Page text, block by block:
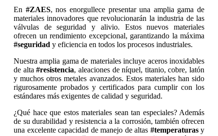
En #ZAES, nos enorgullece presentar una amplia gama de
materiales innovadores que revolucionarán la industria de las
válvulas de seguridad y alivio. Estos nuevos materiales
ofrecen un rendimiento excepcional, garantizando la máxima
#seguridad y eficiencia en todos los procesos industriales.
Nuestra amplia gama de materiales incluye aceros inoxidables
de alta#resistencia, aleaciones de níquel, titanio, cobre, latón
y muchos otros metales avanzados. Estos materiales han sido
rigurosamente probados y certificados para cumplir con los
estándares más exigentes de calidad y seguridad.
¿Qué hace que estos materiales sean tan especiales? Además
de su durabilidad y resistencia a la corrosión, también ofrecen
una excelente capacidad de manejo de altas #temperaturasy